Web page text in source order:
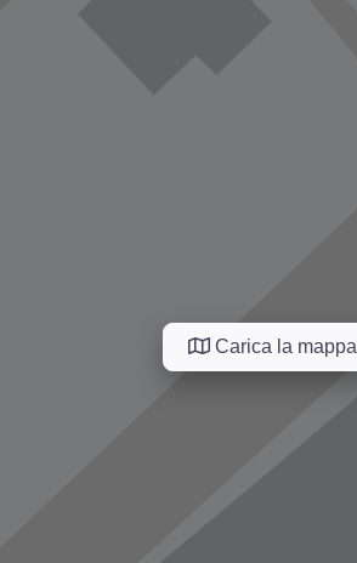
Carica la mappa